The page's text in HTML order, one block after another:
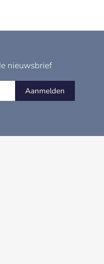
nieuwsbrief
Aanmelden